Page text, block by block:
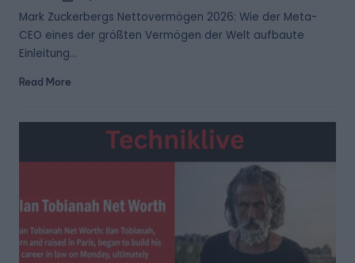
Mark Zuckerbergs Nettovermögen 2026: Wie der Meta-
CEO eines der größten Vermögen der Welt aufbaute
Einleitung…
Read More